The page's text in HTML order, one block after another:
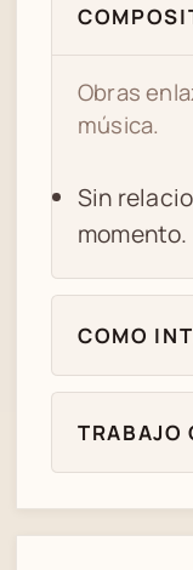
Obras
música.
Sin
momento.
COMO
TRABAJO